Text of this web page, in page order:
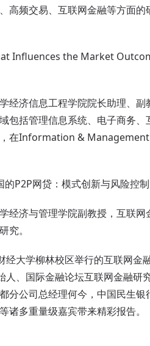
高频交易、互联网金融等方面
Influences the Market
经济信息工程学院院长助理、
包括管理信息系统、电子商务
，在Information &
P2P网贷：模式创新与风险控制
经济与管理学院副教授，互联
究。
大学柳林校区举行的互联网金
人、国际金融论坛互联网金融
分公司总经理何今，中国民生
诸多重量级嘉宾带来精彩报告。